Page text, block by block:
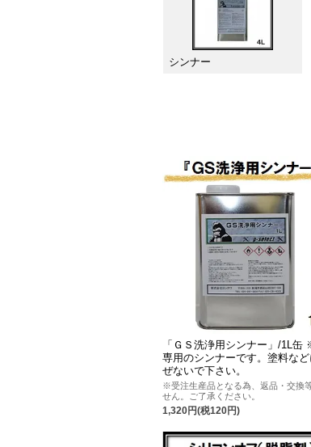
シンナー
「ＧＳ洗浄用シンナー」/1L缶
専用のシンナーです。塗料な
ぜないで下さい。
※受注生産品となる為、返品・交換
せん。ご了承ください。
1,320円(税120円)